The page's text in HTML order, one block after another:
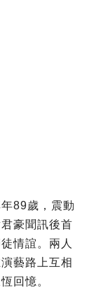
89歲，震動
豪聞訊後首
情誼。兩人
藝路上互相
回憶。